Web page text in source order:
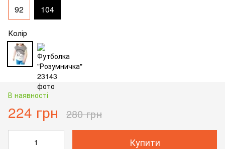
92 104
Колір
В наявності
224 грн 280 грн
Купити